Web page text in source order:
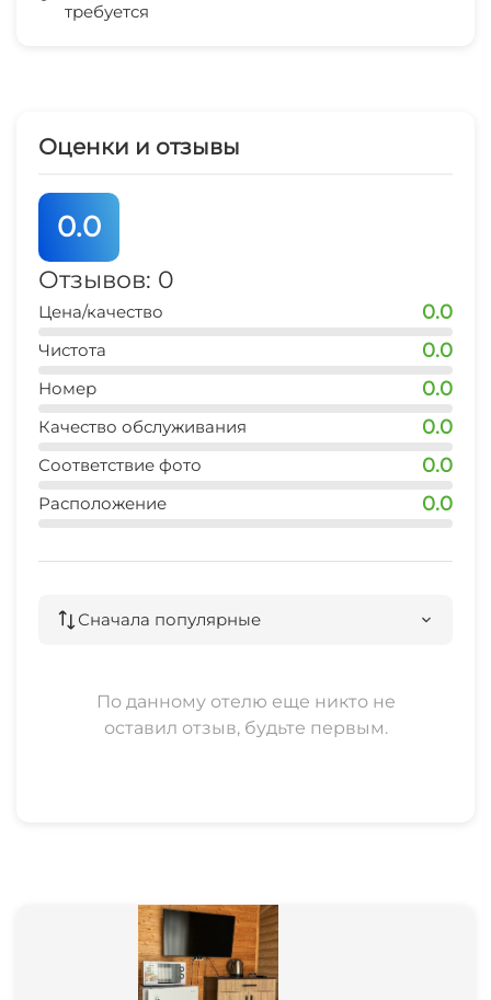
Стиральная машина
требуется
Оценки и отзывы
0.0
Отзывов: 0
Цена/качество 0.0
Чистота 0.0
Номер 0.0
Качество обслуживания 0.0
Соответствие фото 0.0
Расположение 0.0
Сначала популярные
По данному отелю еще никто не
оставил отзыв, будьте первым.